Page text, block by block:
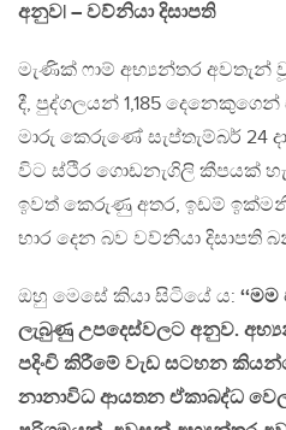
අනුව| – වව්නියා දිසාපති
මැණික් ෆාම් අභ්‍යන්තර අවතැන්
දී, පුද්ගලයන් 1,185
මාරු කෙරුණේ සැප්තැම්බර් 24
විට ස්ථිර ගොඩනැගිලි කීපයක්
ඉවත් කෙරුණු අතර, ඉඩම්
භාර දෙන බව වව්නියා දිසාපති
ඔහු මෙසේ කියා සිටියේ ය:
ලැබුණු උපදෙස්වලට අනුව.
පදිංචි කිරීමේ වැඩ සටහන
නානාවිධ ආයතන ඒකාබද්ධ